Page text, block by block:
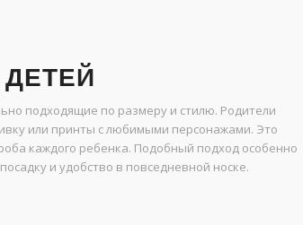
подходящие по размеру и стилю. Родители
или принты с любимыми персонажами. Это
каждого ребенка. Подобный подход особенно
и удобство в повседневной носке.